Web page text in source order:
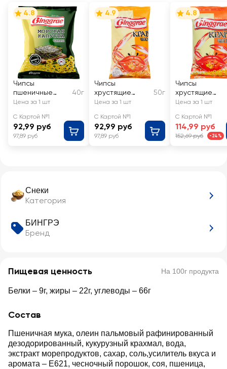
Снеки
Категория
БИНГРЭ
Бренд
Пищевая ценность На 100г продукта
Белки – 9г, жиры – 22г, углеводы – 66г
Состав
Пшеничная мука, олеин пальмовый рафинированный
дезодорированный, кукурузный крахмал, вода,
экстракт морепродуктов, сахар, соль,усилитель вкуса и
аромата – Е621, чесночный порошок, соя, пшеница,
4.8
Чипсы
пшеничные
БИНГРЭ со
капусты
40г
Цена за 1 шт
С Картой №1
92,99 руб
97,89 руб
4.9
Чипсы
хрустящие
БИНГРЭ Краб
50г
Цена за 1 шт
С Картой №1
92,99 руб
97,89 руб
4.8
Чипсы
хрустящие
БИНГРЭ Краб
Цена за 1 шт
С Картой №1
114,99 руб
152,69 руб -24%